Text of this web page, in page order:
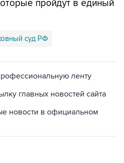
суд РФ
главных новостей сайта
новости в официальном